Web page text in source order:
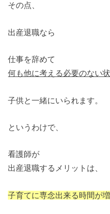
その点、
出産退職なら
仕事を辞めて
何も他に考える必要のない
子供と一緒にいられます。
というわけで、
看護師が
出産退職するメリットは、
子育てに専念出来る時間が